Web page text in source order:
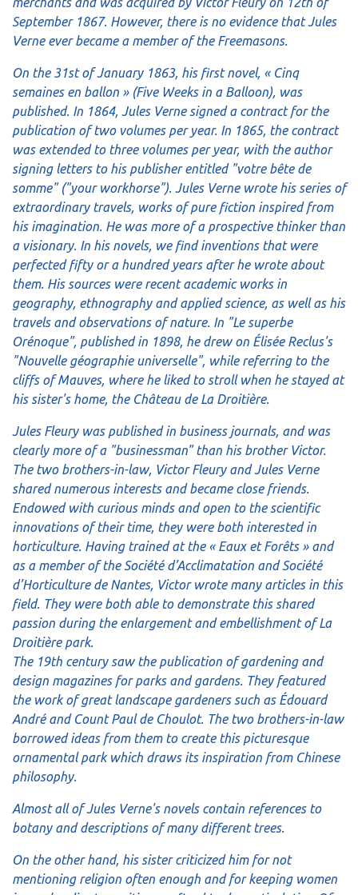
September 1867. However, there is no evidence that Jules
Verne ever became a member of the Freemasons.
On the 31st of January 1863, his first novel, « Cinq
semaines en ballon » (Five Weeks in a Balloon), was
published. In 1864, Jules Verne signed a contract for the
publication of two volumes per year. In 1865, the contract
was extended to three volumes per year, with the author
signing letters to his publisher entitled "votre bête de
somme" ("your workhorse"). Jules Verne wrote his series of
extraordinary travels, works of pure fiction inspired from
his imagination. He was more of a prospective thinker than
a visionary. In his novels, we find inventions that were
perfected fifty or a hundred years after he wrote about
them. His sources were recent academic works in
geography, ethnography and applied science, as well as his
travels and observations of nature. In "Le superbe
Orénoque", published in 1898, he drew on Élisée Reclus's
"Nouvelle géographie universelle", while referring to the
cliffs of Mauves, where he liked to stroll when he stayed at
his sister's home, the Château de La Droitière.
Jules Fleury was published in business journals, and was
clearly more of a "businessman" than his brother Victor.
The two brothers-in-law, Victor Fleury and Jules Verne
shared numerous interests and became close friends.
Endowed with curious minds and open to the scientific
innovations of their time, they were both interested in
horticulture. Having trained at the « Eaux et Forêts » and
as a member of the Société d’Acclimatation and Société
d’Horticulture de Nantes, Victor wrote many articles in this
field. They were both able to demonstrate this shared
passion during the enlargement and embellishment of La
Droitière park.
The 19th century saw the publication of gardening and
design magazines for parks and gardens. They featured
the work of great landscape gardeners such as Édouard
André and Count Paul de Choulot. The two brothers-in-law
borrowed ideas from them to create this picturesque
ornamental park which draws its inspiration from Chinese
philosophy.
Almost all of Jules Verne's novels contain references to
botany and descriptions of many different trees.
On the other hand, his sister criticized him for not
mentioning religion often enough and for keeping women